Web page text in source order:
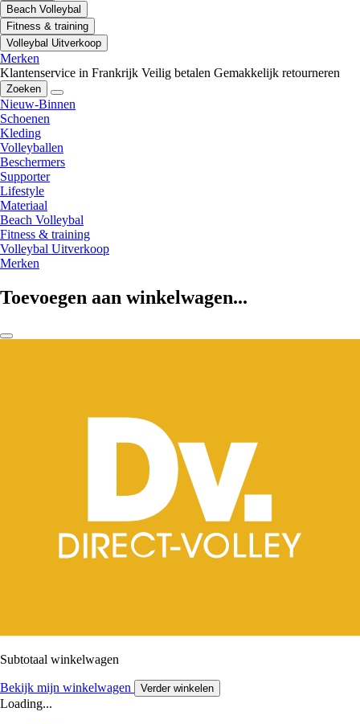
Beach Volleybal
Fitness & training
Volleybal Uitverkoop
Merken
Klantenservice in Frankrijk Veilig betalen Gemakkelijk retourneren
Zoeken
Nieuw-Binnen
Schoenen
Kleding
Volleyballen
Beschermers
Supporter
Lifestyle
Materiaal
Beach Volleybal
Fitness & training
Volleybal Uitverkoop
Merken
Toevoegen aan winkelwagen...
Subtotaal winkelwagen
Bekijk mijn winkelwagen Verder winkelen
Loading...